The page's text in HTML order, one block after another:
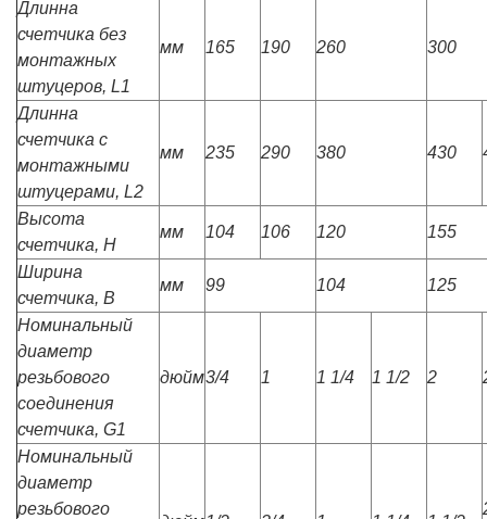
Длинна
счетчика без
монтажных
штуцеров, L1
мм 165 190 260 300
Длинна
счетчика с
монтажными
штуцерами, L2
мм 235 290 380 430
Высота
счетчика, Н
мм 104 106 120 155
Ширина
счетчика, В
мм 99 104 125
Номинальный
диаметр
резьбового
соединения
счетчика, G1
дюйм3/4 1 1 1/4 1 1/2 2
Номинальный
диаметр
резьбового